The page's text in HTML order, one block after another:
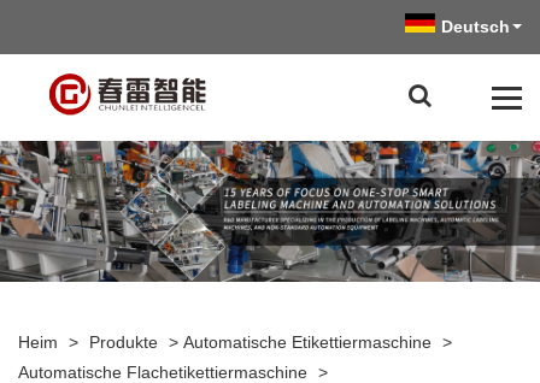
Deutsch
Heim > Produkte > Automatische Etikettiermaschine >
Automatische Flachetikettiermaschine >